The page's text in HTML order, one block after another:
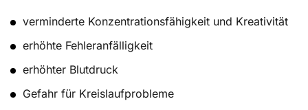
verminderte Konzentrationsfähigkeit und Kreativität
erhöhte Fehleranfälligkeit
erhöhter Blutdruck
Gefahr für Kreislaufprobleme